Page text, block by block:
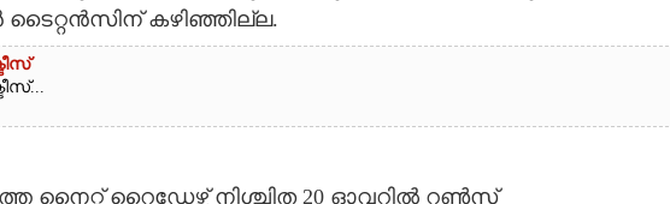
ടൈറ്റൻസിന് കഴിഞ്ഞില്ല.
നൈറ്റ് റൈഡേഴ്സ് നിശ്ചിത 20 ഓവറിൽ റൺസ്